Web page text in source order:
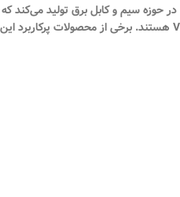
حوزه سیم و کابل برق تولید می‌کند که
هستند. برخی از محصولات پرکاربرد این